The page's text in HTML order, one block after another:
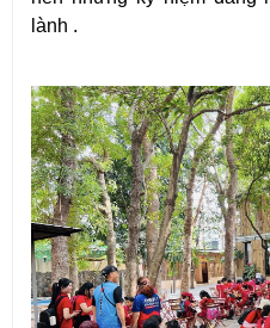
lành .